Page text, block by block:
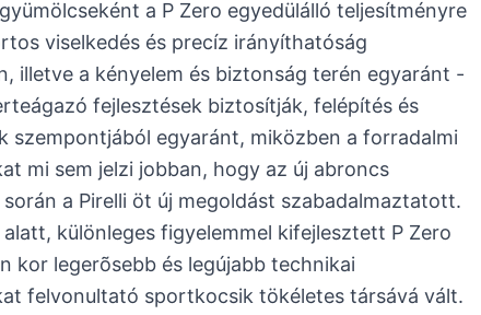
a P Zero egyedülálló teljesítményre
viselkedés és precíz irányíthatóság
illetve a kényelem és biztonság terén egyaránt -
fejlesztések biztosítják, felépítés és
szempontjából egyaránt, miközben a forradalmi
mi sem jelzi jobban, hogy az új abroncs
a Pirelli öt új megoldást szabadalmaztatott.
különleges figyelemmel kifejlesztett P Zero
kor legerõsebb és legújabb technikai
felvonultató sportkocsik tökéletes társává vált.